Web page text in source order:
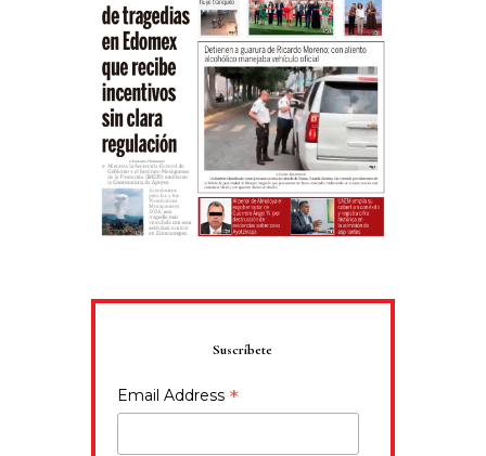
Suscríbete
Email Address *